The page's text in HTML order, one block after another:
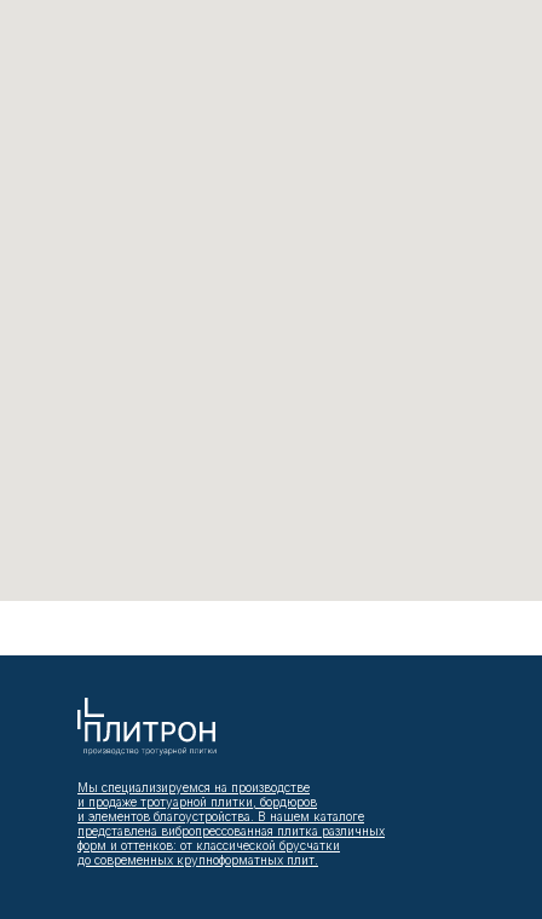
Мы специализируемся на производстве
и продаже тротуарной плитки, бордюров
и элементов благоустройства. В нашем каталоге
представлена вибропрессованная плитка различных
форм и оттенков: от классической брусчатки
до современных крупноформатных плит.